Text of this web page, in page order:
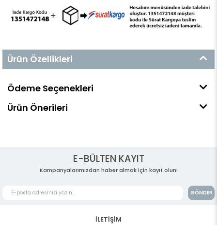
Ürün Özellikleri
Ödeme Seçenekleri
Ürün Önerileri
E-BÜLTEN KAYIT
Kampanyalarımızdan haber almak için kayıt olun!
GÖNDER
İLETİŞİM